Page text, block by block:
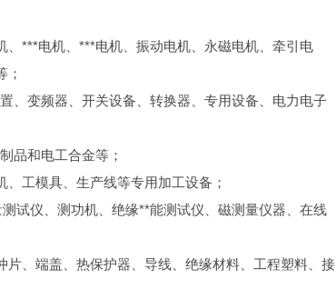
***电机、***电机、振动电机、永磁电机、牵引电
；
、变频器、开关设备、转换器、专用设备、电力电子
品和电工合金等；
工模具、生产线等专用加工设备；
试仪、测功机、绝缘**能测试仪、磁测量仪器、在线
、端盖、热保护器、导线、绝缘材料、工程塑料、接